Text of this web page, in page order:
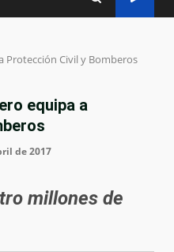
Civil y Bomberos
equipa a
de 2017
millones de